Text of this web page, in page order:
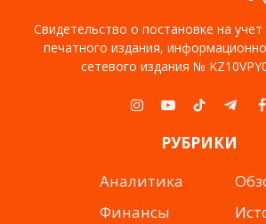
Свидетельство о постановке на
печатного издания,
сетевого издания №
Instagram
YouTubeTikTok
РУБРИКИ
Аналитика
Финансы